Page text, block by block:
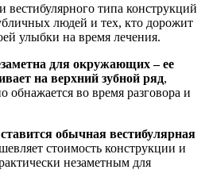
вестибулярного типа конструкций
людей и тех, кто дорожит
улыбки на время лечения.
для окружающих – ее
на верхний зубной ряд,
обнажается во время разговора и
обычная вестибулярная
стоимость конструкции и
незаметным для